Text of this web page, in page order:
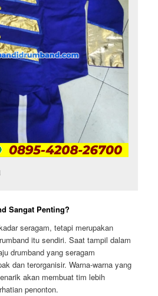
Sangat Penting?
seragam, tetapi merupakan
itu sendiri. Saat tampil dalam
drumband yang seragam
dan terorganisir. Warna-warna yang
akan membuat tim lebih
penonton.